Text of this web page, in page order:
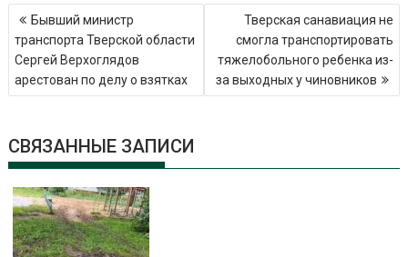
Навигация
по
записям
Бывший министр
транспорта Тверской области
Сергей Верхоглядов
арестован по делу о взятках
Тверская санавиация не
смогла транспортировать
тяжелобольного ребенка из-
за выходных у чиновников
СВЯЗАННЫЕ ЗАПИСИ